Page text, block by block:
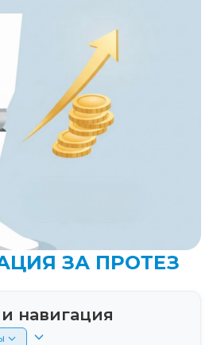
ЗА ПРОТЕЗ
навигация